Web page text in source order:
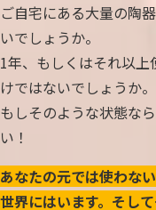
ご自宅にある大量の陶
いでしょうか。
1年、もしくはそれ以
けではないでしょうか。
もしそのような状態な
い！
あなたの元では使わな
世界にはいます。そし